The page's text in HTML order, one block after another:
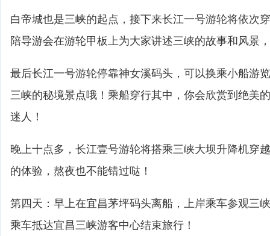
白帝城也是三峡的起点，接下来长江一号游轮将依次
陪导游会在游轮甲板上为大家讲述三峡的故事和风景
最后长江一号游轮停靠神女溪码头，可以换乘小船游
三峡的秘境景点哦！乘船穿行其中，你会欣赏到绝美
迷人！
晚上十点多，长江壹号游轮将搭乘三峡大坝升降机穿
的体验，熬夜也不能错过哒！
第四天：早上在宜昌茅坪码头离船，上岸乘车参观三
乘车抵达宜昌三峡游客中心结束旅行！